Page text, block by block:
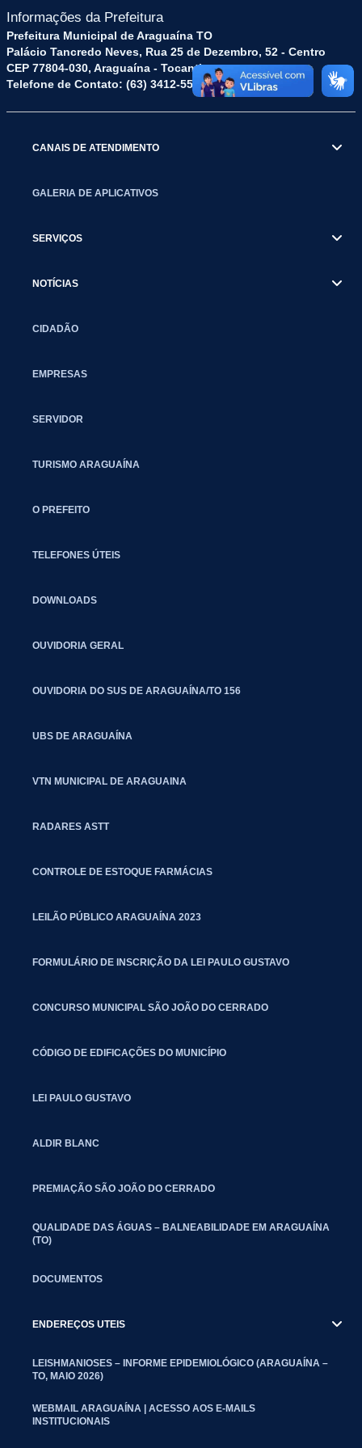
Informações da Prefeitura
Prefeitura Municipal de Araguaína TO
Palácio Tancredo Neves, Rua 25 de Dezembro, 52 - Centro
CEP 77804-030, Araguaína - Tocantins.
Telefone de Contato: (63) 3412-5572
CANAIS DE ATENDIMENTO
GALERIA DE APLICATIVOS
SERVIÇOS
NOTÍCIAS
CIDADÃO
EMPRESAS
SERVIDOR
TURISMO ARAGUAÍNA
O PREFEITO
TELEFONES ÚTEIS
DOWNLOADS
OUVIDORIA GERAL
OUVIDORIA DO SUS DE ARAGUAÍNA/TO 156
UBS DE ARAGUAÍNA
VTN MUNICIPAL DE ARAGUAINA
RADARES ASTT
CONTROLE DE ESTOQUE FARMÁCIAS
LEILÃO PÚBLICO ARAGUAÍNA 2023
FORMULÁRIO DE INSCRIÇÃO DA LEI PAULO GUSTAVO
CONCURSO MUNICIPAL SÃO JOÃO DO CERRADO
CÓDIGO DE EDIFICAÇÕES DO MUNICÍPIO
LEI PAULO GUSTAVO
ALDIR BLANC
PREMIAÇÃO SÃO JOÃO DO CERRADO
QUALIDADE DAS ÁGUAS – BALNEABILIDADE EM ARAGUAÍNA
(TO)
DOCUMENTOS
ENDEREÇOS UTEIS
LEISHMANIOSES – INFORME EPIDEMIOLÓGICO (ARAGUAÍNA –
TO, MAIO 2026)
WEBMAIL ARAGUAÍNA | ACESSO AOS E-MAILS
INSTITUCIONAIS